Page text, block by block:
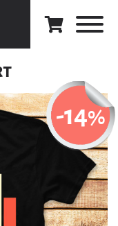
-14%